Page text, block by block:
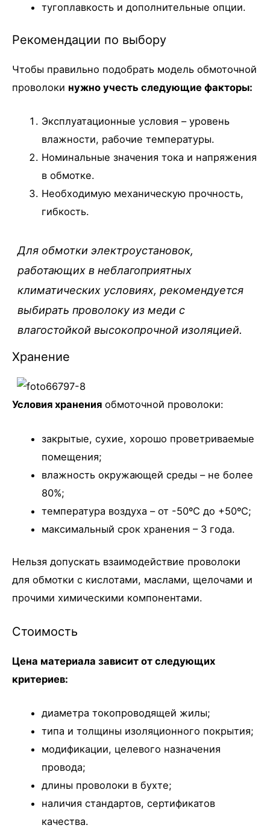
тугоплавкость и дополнительные опции.
Рекомендации по выбору
Чтобы правильно подобрать модель обмоточной
проволоки нужно учесть следующие факторы:
Эксплуатационные условия – уровень
влажности, рабочие температуры.
Номинальные значения тока и напряжения
в обмотке.
Необходимую механическую прочность,
гибкость.
Для обмотки электроустановок,
работающих в неблагоприятных
климатических условиях, рекомендуется
выбирать проволоку из меди с
влагостойкой высокопрочной изоляцией.
Хранение
Условия хранения обмоточной проволоки:
закрытые, сухие, хорошо проветриваемые
помещения;
влажность окружающей среды – не более
80%;
температура воздуха – от -50ºС до +50ºС;
максимальный срок хранения – 3 года.
Нельзя допускать взаимодействие проволоки
для обмотки с кислотами, маслами, щелочами и
прочими химическими компонентами.
Стоимость
Цена материала зависит от следующих
критериев:
диаметра токопроводящей жилы;
типа и толщины изоляционного покрытия;
модификации, целевого назначения
провода;
длины проволоки в бухте;
наличия стандартов, сертификатов
качества.